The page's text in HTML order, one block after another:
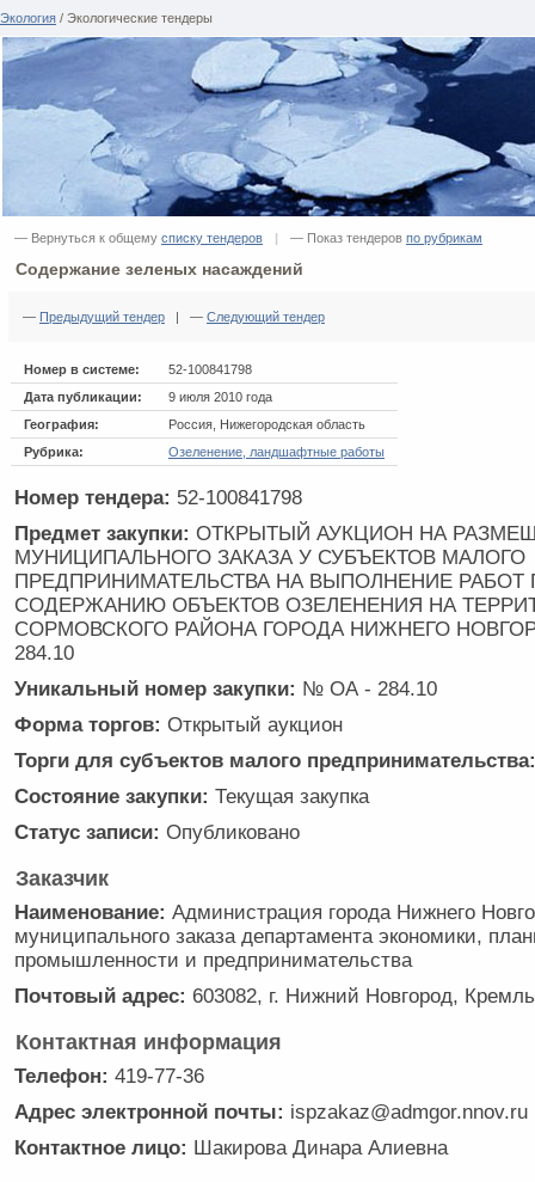
Экология / Экологические тендеры
— Вернуться к общему списку тендеров | — Показ тендеров по рубрикам
Содержание зеленых насаждений
— Предыдущий тендер | — Следующий тендер
Номер в системе:
52-100841798
Дата публикации:
9 июля 2010 года
География:
Россия, Нижегородская область
Рубрика:
Озеленение, ландшафтные работы
Номер тендера: 52-100841798
Предмет закупки: ОТКРЫТЫЙ АУКЦИОН НА
МУНИЦИПАЛЬНОГО ЗАКАЗА У СУБЪЕКТОВ МАЛОГО
ПРЕДПРИНИМАТЕЛЬСТВА НА ВЫПОЛНЕНИЕ РАБОТ
СОДЕРЖАНИЮ ОБЪЕКТОВ ОЗЕЛЕНЕНИЯ НА
СОРМОВСКОГО РАЙОНА ГОРОДА НИЖНЕГО
284.10
Уникальный номер закупки: № ОА - 284.10
Форма торгов: Открытый аукцион
Торги для субъектов малого предпринимательства:
Состояние закупки: Текущая закупка
Cтатус записи: Опубликовано
Заказчик
Наименование: Администрация города Нижнего
муниципального заказа департамента экономики,
промышленности и предпринимательства
Почтовый адрес: 603082, г. Нижний Новгород,
Контактная информация
Телефон: 419-77-36
Адрес электронной почты: ispzakaz@admgor.nnov.ru
Контактное лицо: Шакирова Динара Алиевна